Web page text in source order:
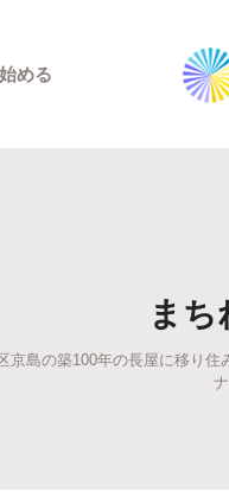
探す タグから探す
める
ま
京島の築100年の長屋に移り住